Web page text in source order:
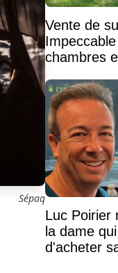
Sépaq
Vente de
chambres
Luc Poirier
la dame
d'acheter